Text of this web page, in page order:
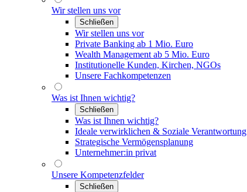
Wir stellen uns vor
Schließen
Wir stellen uns vor
Private Banking ab 1 Mio. Euro
Wealth Management ab 5 Mio. Euro
Institutionelle Kunden, Kirchen, NGOs
Unsere Fachkompetenzen
Was ist Ihnen wichtig?
Schließen
Was ist Ihnen wichtig?
Ideale verwirklichen & Soziale Verantwortung
Strategische Vermögensplanung
Unternehmer:in privat
Unsere Kompetenzfelder
Schließen